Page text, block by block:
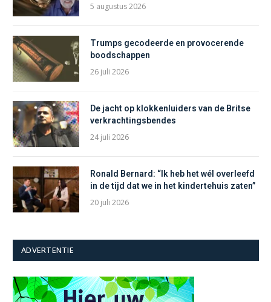
5 augustus 2026
Trumps gecodeerde en provocerende
boodschappen
26 juli 2026
De jacht op klokkenluiders van de Britse
verkrachtingsbendes
24 juli 2026
Ronald Bernard: “Ik heb het wél overleefd
in de tijd dat we in het kindertehuis zaten”
20 juli 2026
ADVERTENTIE